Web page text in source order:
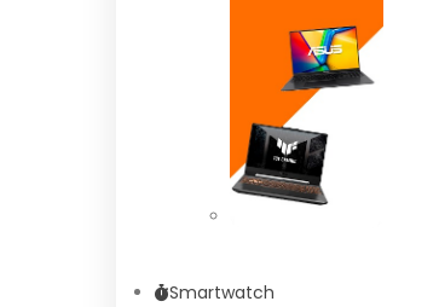
Smartwatch